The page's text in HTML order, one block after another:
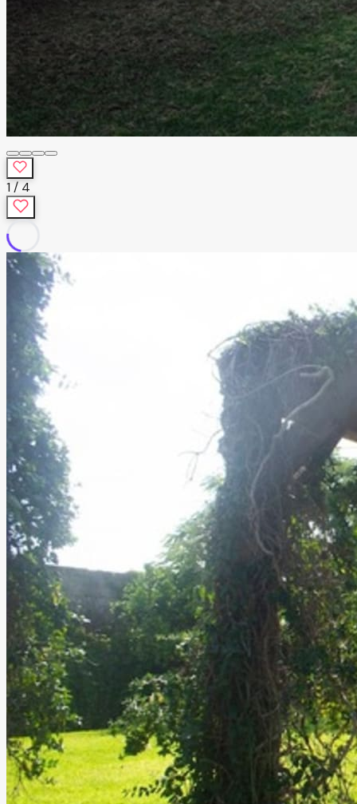
1 / 4
Jardín de eventos El Árbol
Querétaro, Querétaro Jardín Hasta personas
Información
Jardín El Árbol es un hermoso jardín de eventos que se
convertirá en el escenario ideal para que disfruten del día
de su boda en un entorno tranquilo, al aire libre y con unas
instalaciones realmente cómodas.
Solicitar precio